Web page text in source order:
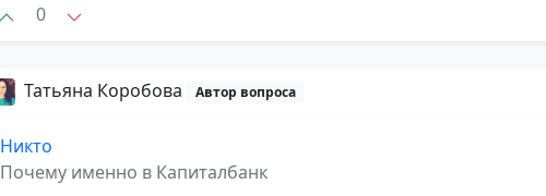
0
Татьяна Коробова Автор вопроса
Никто
Почему именно в Капиталбанк